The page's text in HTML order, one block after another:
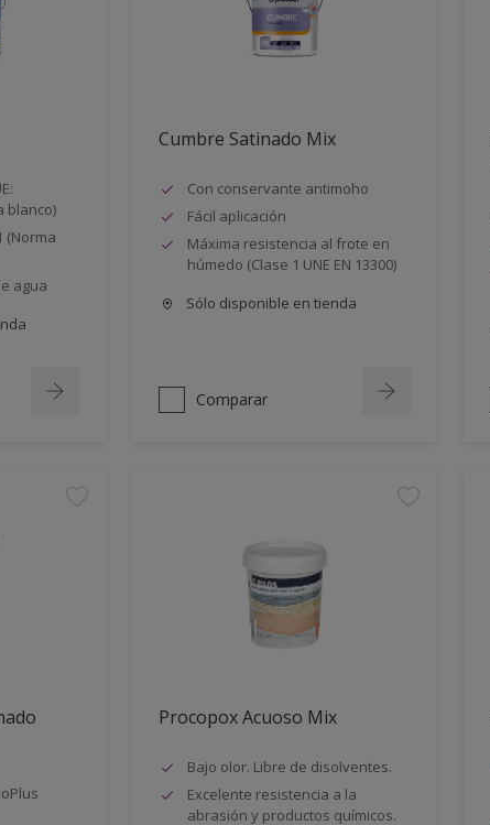
blanco)
(Norma
agua
Cumbre Satinado Mix
Con conservante antimoho
Fácil aplicación
Máxima resistencia al frote en
húmedo (Clase 1 UNE EN 13300)
Sólo disponible en tienda
Comparar
Procopox Acuoso Mix
Bajo olor. Libre de disolventes.
Excelente resistencia a la
abrasión y productos químicos.